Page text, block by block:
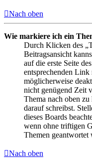
Nach oben
Wie markiere ich ein
Durch Klicken des
Beitragsansicht
auf die erste Seite
entsprechenden
möglicherweise
nicht genügend Zeit
Thema nach oben
darauf schreibst.
dieses Boards
wenn ohne triftigen
Themen geantwortet
Nach oben